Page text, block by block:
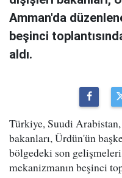
Amman'da
beşinci
aldı.
Türkiye, Suudi Arabistan,
bakanları, Ürdün'ün
bölgedeki son
mekanizmanın beşinci